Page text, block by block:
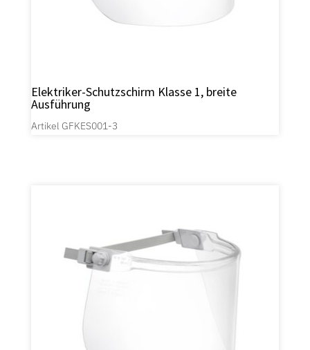
Elektriker-Schutzschirm Klasse 1, breite
Ausführung
Artikel GFKES001-3